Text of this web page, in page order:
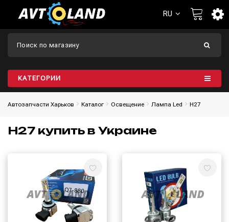
RU
КАТЕГОРИИ
Автозапчасти Харьков Каталог Освещение Лампа Led H27
H27 купить в Украине